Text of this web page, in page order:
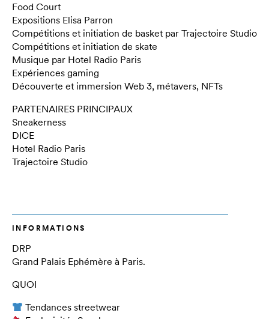
Food Court
Expositions Elisa Parron
Compétitions et initiation de basket par Trajectoire Studio
Compétitions et initiation de skate
Musique par Hotel Radio Paris
Expériences gaming
Découverte et immersion Web 3, métavers, NFTs
PARTENAIRES PRINCIPAUX
Sneakerness
DICE
Hotel Radio Paris
Trajectoire Studio
INFORMATIONS
DRP
Grand Palais Ephémère à Paris.
QUOI
Tendances streetwear